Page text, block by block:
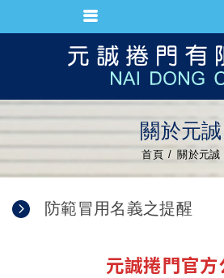
關於元誠
首頁 關於元誠
防範冒用名義之提醒
元誠捲門官方